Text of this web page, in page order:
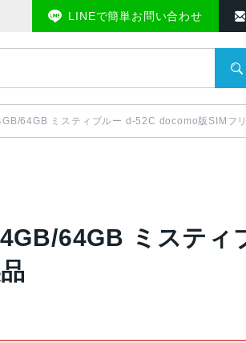
販売のアメモバマーケット
LINEで簡単お問い合わせ
64GB ミスティブルー d-52C docomo版SIMフ
64GB ミスティ